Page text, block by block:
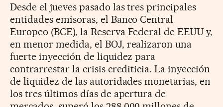
Desde el jueves pasado las tres principales
entidades emisoras, el Banco Central
Europeo (BCE), la Reserva Federal de EEUU y,
en menor medida, el BOJ, realizaron una
fuerte inyección de liquidez para
contrarrestar la crisis crediticia. La inyección
de liquidez de las autoridades monetarias, en
los tres últimos días de apertura de